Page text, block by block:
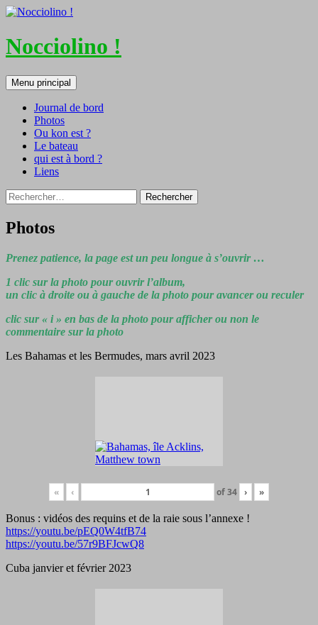
Nocciolino !
Recherche
Menu principal
Aller
au
contenu
Journal de bord
Photos
Ou kon est ?
Le bateau
qui est à bord ?
Liens
Rechercher :
Photos
Prenez patience, la page est un peu longue à s’ouvrir …
1 clic sur la photo pour ouvrir l’album,
un clic à droite ou à gauche de la photo pour avancer ou reculer
clic sur « i » en bas de la photo pour afficher ou non le
commentaire sur la photo
Les Bahamas et les Bermudes, mars avril 2023
« ‹ of34 › »
Bonus : vidéos des requins et de la raie sous l’annexe !
https://youtu.be/pEQ0W4tfB74
https://youtu.be/57r9BFJcwQ8
Cuba janvier et février 2023